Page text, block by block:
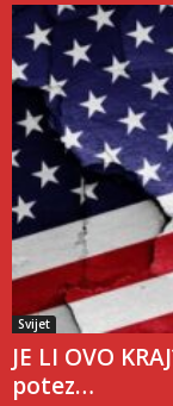
Svijet
JE LI OVO
potez…